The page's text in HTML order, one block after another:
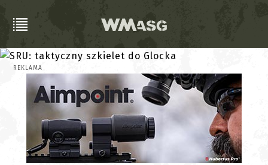
REKLAMA